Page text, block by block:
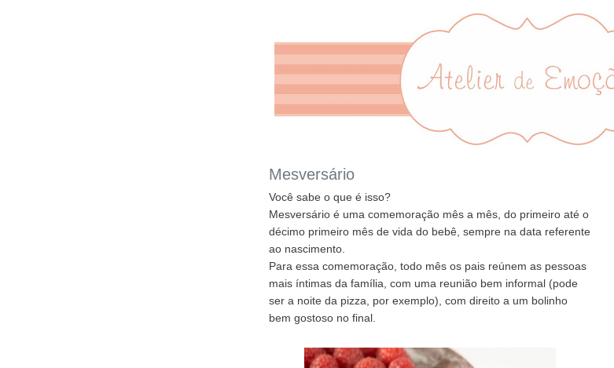
Mesversário
Você sabe o que é isso?
Mesversário é uma comemoração mês a mês, do primeiro até o
décimo primeiro mês de vida do bebê, sempre na data referente
ao nascimento.
Para essa comemoração, todo mês os pais reúnem as pessoas
mais íntimas da família, com uma reunião bem informal (pode
ser a noite da pizza, por exemplo), com direito a um bolinho
bem gostoso no final.